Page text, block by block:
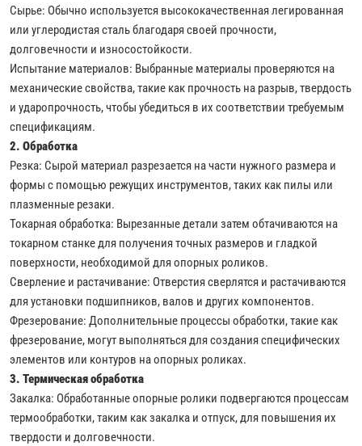
Сырье: Обычно используется высококачественная легированная
или углеродистая сталь благодаря своей прочности,
долговечности и износостойкости.
Испытание материалов: Выбранные материалы проверяются на
механические свойства, такие как прочность на разрыв, твердость
и ударопрочность, чтобы убедиться в их соответствии требуемым
спецификациям.
2. Обработка
Резка: Сырой материал разрезается на части нужного размера и
формы с помощью режущих инструментов, таких как пилы или
плазменные резаки.
Токарная обработка: Вырезанные детали затем обтачиваются на
токарном станке для получения точных размеров и гладкой
поверхности, необходимой для опорных роликов.
Сверление и растачивание: Отверстия сверлятся и растачиваются
для установки подшипников, валов и других компонентов.
Фрезерование: Дополнительные процессы обработки, такие как
фрезерование, могут выполняться для создания специфических
элементов или контуров на опорных роликах.
3. Термическая обработка
Закалка: Обработанные опорные ролики подвергаются процессам
термообработки, таким как закалка и отпуск, для повышения их
твердости и долговечности.